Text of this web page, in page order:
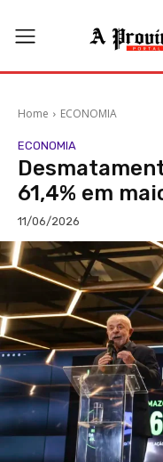
Home ECONOMIA
ECONOMIA
61,4% em
11/06/2026